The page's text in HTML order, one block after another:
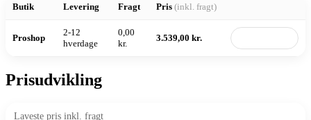
Butik Levering Fragt Pris (inkl. fragt)
Proshop
2-12
hverdage
0,00
kr.
3.539,00 kr.
Prisudvikling
Laveste pris inkl. fragt